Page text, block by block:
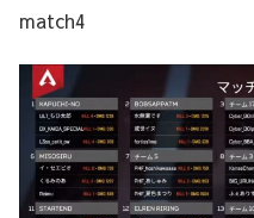
match4